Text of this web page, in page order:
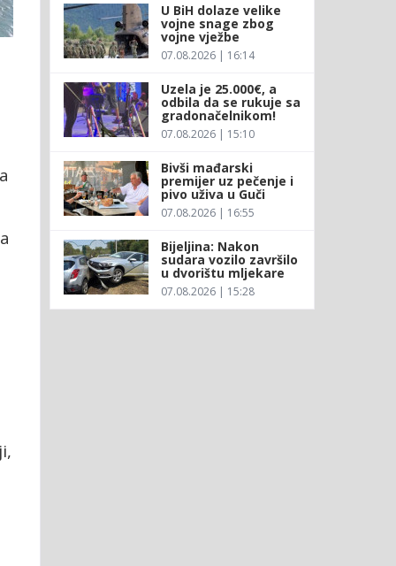
U BiH dolaze velike
vojne snage zbog
vojne vježbe
07.08.2026 | 16:14
Uzela je 25.000€, a
odbila da se rukuje sa
gradonačelnikom!
07.08.2026 | 15:10
Bivši mađarski
premijer uz pečenje i
pivo uživa u Guči
07.08.2026 | 16:55
Bijeljina: Nakon
sudara vozilo završilo
u dvorištu mljekare
07.08.2026 | 15:28